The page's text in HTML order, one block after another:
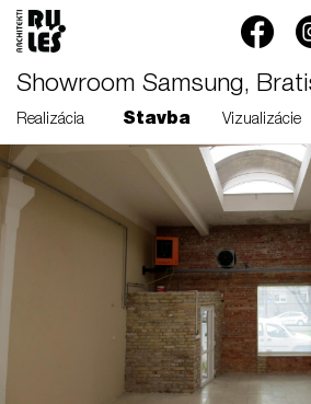
Showroom Samsung,
Realizácia Stavba Vizualizácie
RULES, s.r.o., Klincová
37/B, 821 08 Bratislava,